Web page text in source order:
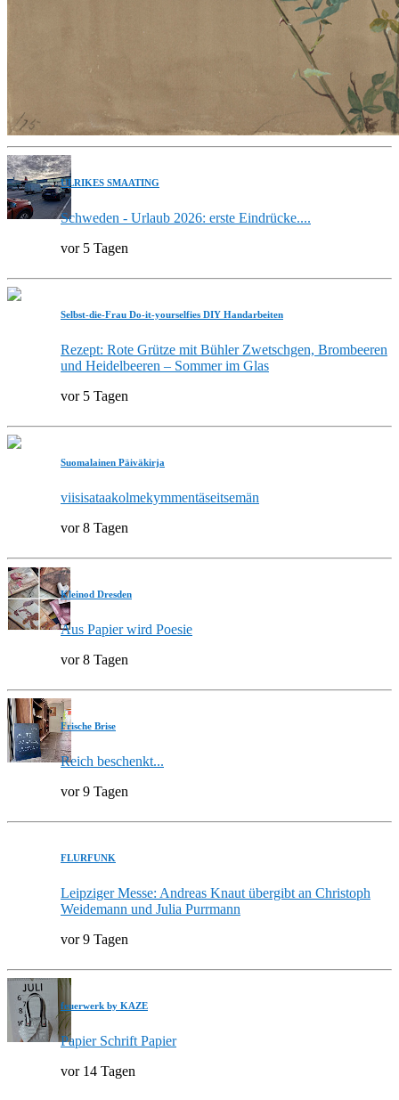
ULRIKES SMAATING
Schweden - Urlaub 2026: erste Eindrücke....
vor 5 Tagen
Selbst-die-Frau Do-it-yourselfies DIY Handarbeiten
Rezept: Rote Grütze mit Bühler Zwetschgen, Brombeeren
und Heidelbeeren – Sommer im Glas
vor 5 Tagen
Suomalainen Päiväkirja
viisisataakolmekymmentäseitsemän
vor 8 Tagen
Kleinod Dresden
Aus Papier wird Poesie
vor 8 Tagen
Frische Brise
Reich beschenkt...
vor 9 Tagen
FLURFUNK
Leipziger Messe: Andreas Knaut übergibt an Christoph
Weidemann und Julia Purrmann
vor 9 Tagen
feuerwerk by KAZE
Papier Schrift Papier
vor 14 Tagen